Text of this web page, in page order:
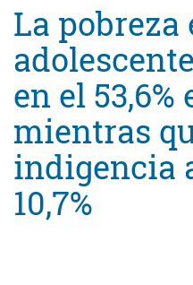
La
en el 53,6%
mientras
indigencia
10,7%